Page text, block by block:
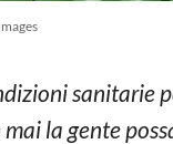
sanitarie
la gente